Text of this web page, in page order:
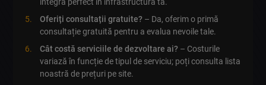
integra perfect în infrastructura ta.
Oferiți consultații gratuite? – Da, oferim o primă
consultație gratuită pentru a evalua nevoile tale.
Cât costă serviciile de dezvoltare ai? – Costurile
variază în funcție de tipul de serviciu; poți consulta lista
noastră de prețuri pe site.